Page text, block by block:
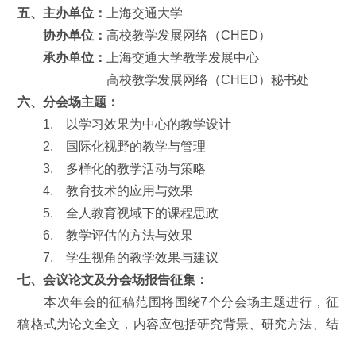
五、主办单位：
上海交通大学
协办单位：高校教学发展网络（CHED）
承办单位：
上海交通大学教学发展中心
高校教学发展网络（CHED）秘书处
六、分会场主题：
1. 以学习效果为中心的教学设计
2. 国际化视野的教学与管理
3. 多样化的教学活动与策略
4. 教育技术的应用与效果
5. 全人教育视域下的课程思政
6. 教学评估的方法与效果
7. 学生视角的教学效果与建议
七、会议论文及分会场报告征集：
本次年会的征稿范围将围绕7个分会场主题进行，征
稿格式为论文全文，内容应包括研究背景、研究方法、结